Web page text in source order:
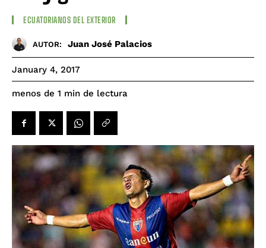
ECUATORIANOS DEL EXTERIOR
AUTOR: Juan José Palacios
January 4, 2017
menos de 1 min de lectura